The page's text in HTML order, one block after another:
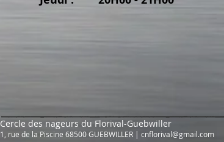
Cercle des nageurs du Florival-Guebwiller
1, rue de la Piscine 68500 GUEBWILLER | cnflorival@gmail.com